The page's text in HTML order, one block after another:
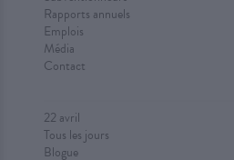
Rapports annuels
Emplois
Média
Contact
22 avril
Tous les jours
Blogue